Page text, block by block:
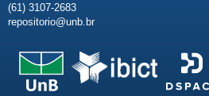
(61) 3107-2683
repositorio@unb.br